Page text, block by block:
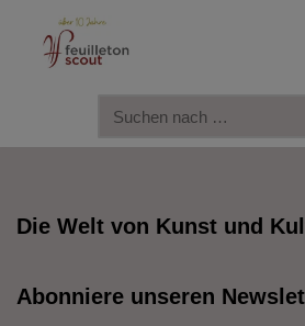
Zum
Die Welt von Kunst und
Abonniere unseren